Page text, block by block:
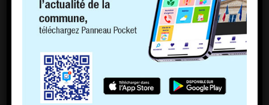
17 juin 2026